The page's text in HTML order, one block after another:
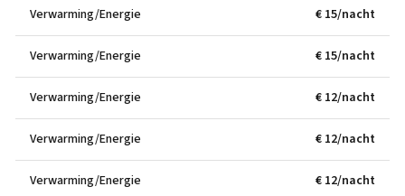
Verwarming/Energie € 15/nacht
Verwarming/Energie € 15/nacht
Verwarming/Energie € 12/nacht
Verwarming/Energie € 12/nacht
Verwarming/Energie € 12/nacht